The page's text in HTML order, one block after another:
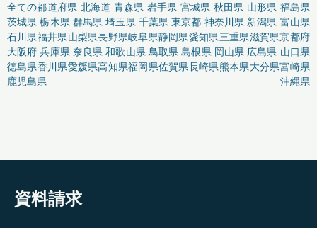
全ての都道府県 北海道 青森県 岩手県 宮城県 秋田県 山形県 福島県
茨城県 栃木県 群馬県 埼玉県 千葉県 東京都 神奈川県 新潟県 富山県
石川県福井県山梨県長野県岐阜県静岡県愛知県三重県滋賀県京都府
大阪府 兵庫県 奈良県 和歌山県 鳥取県 島根県 岡山県 広島県 山口県
徳島県香川県愛媛県高知県福岡県佐賀県長崎県熊本県大分県宮崎県
鹿児島県
沖縄県
資料請求